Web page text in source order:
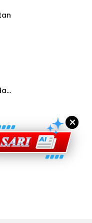
Kerjasama
×